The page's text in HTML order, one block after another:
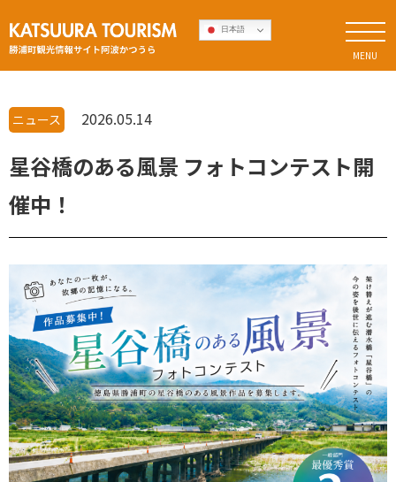
to
content
勝浦町観光情報サイト
阿波かつう
ら
MENU
ニュース 2026.05.14
星谷橋のある風景 フォトコンテスト開
催中！
日本語